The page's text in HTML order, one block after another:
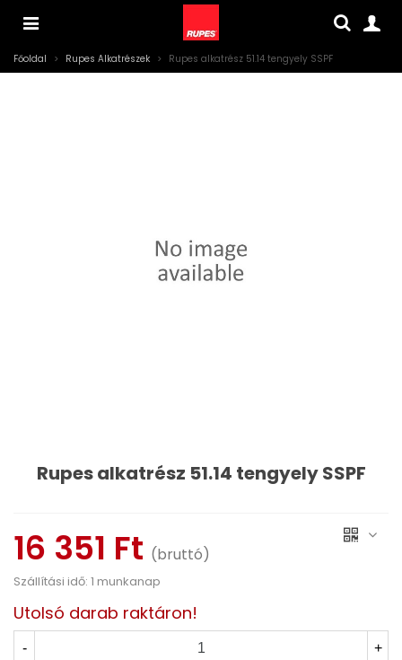
Főoldal > Rupes Alkatrészek > Rupes alkatrész 51.14 tengyely SSPF
Rupes alkatrész 51.14 tengyely SSPF
16 351 Ft (bruttó)
Szállítási idő: 1 munkanap
Utolsó darab raktáron!
- +